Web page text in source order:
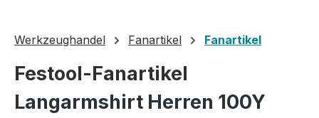
Werkzeughandel Fanartikel Fanartikel
Festool-Fanartikel
Langarmshirt Herren 100Y